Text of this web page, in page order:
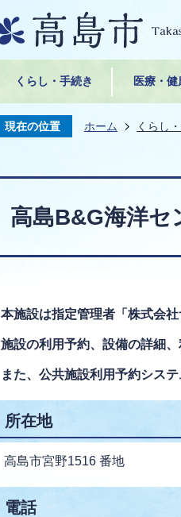
くらし・手続き 医療・
現在の位置 ホーム くらし
高島B&G海洋セ
本施設は指定管理者「株式会
施設の利用予約、設備の詳細
また、公共施設利用予約シス
所在地
高島市宮野1516 番地
電話